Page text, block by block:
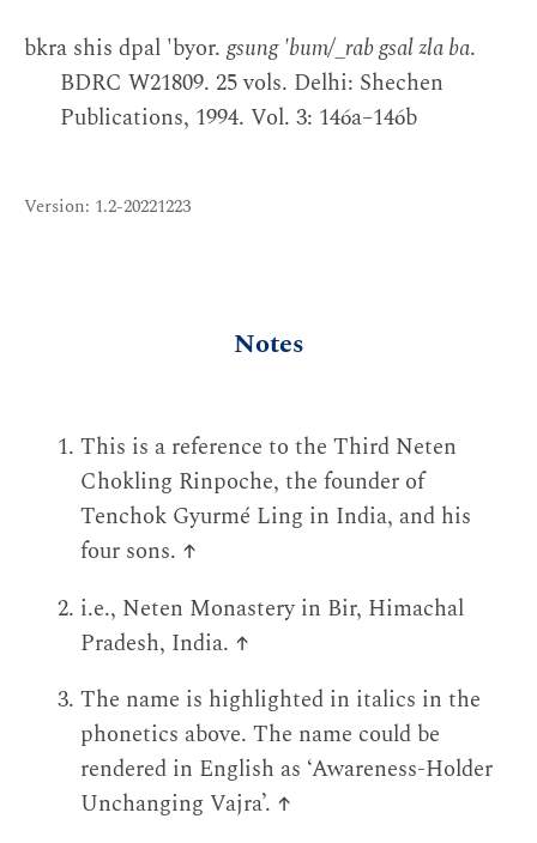
bkra shis dpal 'byor.gsung 'bum/_rab gsal zla ba.
BDRC W21809. 25 vols. Delhi: Shechen
Publications, 1994. Vol. 3: 146a–146b
Version: 1.2-20221223
Notes
This is a reference to the Third Neten
Chokling Rinpoche, the founder of
Tenchok Gyurmé Ling in India, and his
four sons. ↑
i.e., Neten Monastery in Bir, Himachal
Pradesh, India. ↑
The name is highlighted in italics in the
phonetics above. The name could be
rendered in English as ‘Awareness-Holder
Unchanging Vajra’. ↑